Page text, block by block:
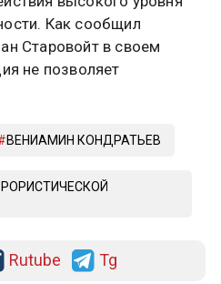
Как сообщил
Старовойт в своем
не позволяет
ВЕНИАМИН КОНДРАТЬЕВ
Rutube Tg